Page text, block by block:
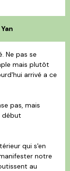
Yan
Ne pas se
mais plutôt
arrivé a ce
pas, mais
début
qui s'en
notre
au